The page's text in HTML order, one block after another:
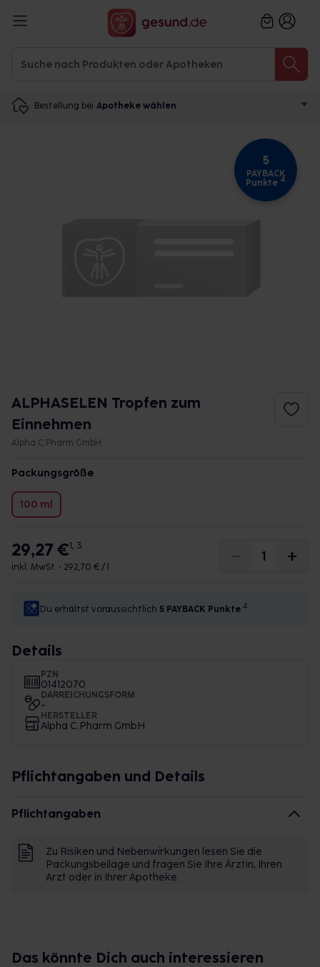
Bestellung bei Apotheke wählen
5
PAYBACK
Punkte 4
ALPHASELEN Tropfen zum
Einnehmen
Alpha C.Pharm GmbH
Packungsgröße
100 ml
29,27 €1, 3
inkl. MwSt. • 292,70 € / l
Du erhältst voraussichtlich 5 PAYBACK Punkte 4
Details
PZN
01412070
DARREICHUNGSFORM
-
HERSTELLER
Alpha C.Pharm GmbH
Pflichtangaben und Details
Pflichtangaben
Zu Risiken und Nebenwirkungen lesen Sie die
Packungsbeilage und fragen Sie Ihre Ärztin, Ihren
Arzt oder in Ihrer Apotheke.
Das könnte Dich auch interessieren